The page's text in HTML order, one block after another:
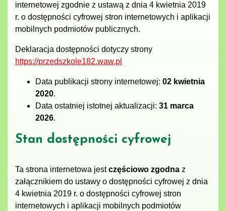
internetowej zgodnie z ustawą z dnia 4 kwietnia 2019
r. o dostępności cyfrowej stron internetowych i aplikacji
mobilnych podmiotów publicznych.
Deklaracja dostępności dotyczy strony
https://przedszkole182.waw.pl
Data publikacji strony internetowej: 02 kwietnia
2020.
Data ostatniej istotnej aktualizacji: 31 marca
2026.
Stan dostępności cyfrowej
Ta strona internetowa jestczęściowo zgodna z
załącznikiem do ustawy o dostępności cyfrowej z dnia
4 kwietnia 2019 r. o dostępności cyfrowej stron
internetowych i aplikacji mobilnych podmiotów